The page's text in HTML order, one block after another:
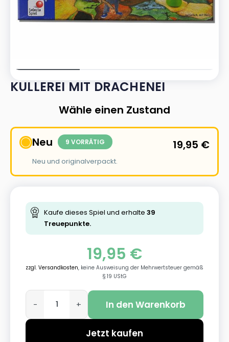
KULLEREI MIT DRACHENEI
Wähle einen Zustand
Neu 9 VORRÄTIG
Neu und originalverpackt.
19,95 €
Kaufe dieses Spiel und erhalte 39
Treuepunkte.
19,95 €
zzgl. Versandkosten, keine Ausweisung der Mehrwertsteuer gemäß
§ 19 UStG
- + In den Warenkorb
Jetzt kaufen